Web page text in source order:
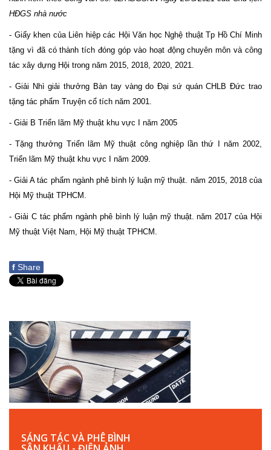
HĐGS nhà nước
- Giấy khen của Liên hiệp các Hội Văn học Nghệ thuật Tp Hồ Chí Minh
tặng vì đã có thành tích đóng góp vào hoạt động chuyên môn và công
tác xây dựng Hội trong năm 2015, 2018, 2020, 2021.
- Giải Nhì giải thưởng Bàn tay vàng do Đại sứ quán CHLB Đức trao
tặng tác phẩm Truyện cổ tích năm 2001.
- Giải B Triển lãm Mỹ thuật khu vực I năm 2005
- Tặng thưởng Triển lãm Mỹ thuật công nghiệp lần thứ I năm 2002,
Triển lãm Mỹ thuật khu vực I năm 2009.
- Giải A tác phẩm ngành phê bình lý luận mỹ thuật. năm 2015, 2018 của
Hội Mỹ thuật TPHCM.
- Giải C tác phẩm ngành phê bình lý luận mỹ thuật. năm 2017 của Hội
Mỹ thuật Việt Nam, Hội Mỹ thuật TPHCM.
f Share
SÁNG TÁC VÀ PHÊ BÌNH